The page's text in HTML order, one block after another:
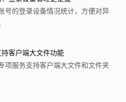
号的登录设备情况统计，方便对异
客户端大文件功能
项服务支持客户端大文件和文件夹